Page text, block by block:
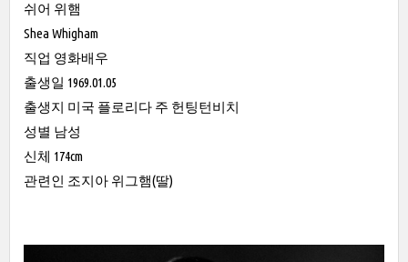
쉬어 위햄
Shea Whigham
직업 영화배우
출생일 1969.01.05
출생지 미국 플로리다 주 헌팅턴비치
성별 남성
신체 174cm
관련인 조지아 위그햄(딸)